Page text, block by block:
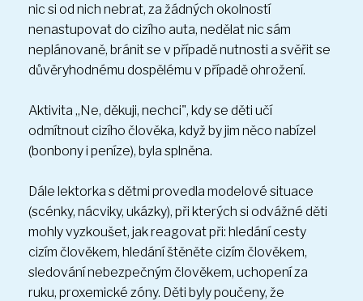
nic si od nich nebrat, za žádných okolností
nenastupovat do cizího auta, nedělat nic sám
neplánovaně, bránit se v případě nutnosti a svěřit se
důvěryhodnému dospělému v případě ohrožení.
Aktivita „Ne, děkuji, nechci", kdy se děti učí
odmítnout cizího člověka, když by jim něco nabízel
(bonbony i peníze), byla splněna.
Dále lektorka s dětmi provedla modelové situace
(scénky, nácviky, ukázky), při kterých si odvážné děti
mohly vyzkoušet, jak reagovat při: hledání cesty
cizím člověkem, hledání štěněte cizím člověkem,
sledování nebezpečným člověkem, uchopení za
ruku, proxemické zóny. Děti byly poučeny, že